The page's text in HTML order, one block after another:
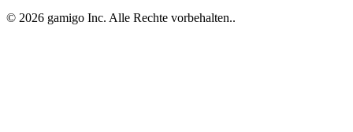
© 2026 gamigo Inc. Alle Rechte vorbehalten..